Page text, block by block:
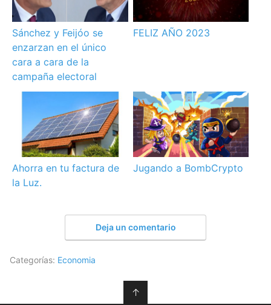
Sánchez y Feijóo se
enzarzan en el único
cara a cara de la
campaña electoral
FELIZ AÑO 2023
Ahorra en tu factura de
la Luz.
Jugando a BombCrypto
Deja un comentario
Categorías: Economia
↑